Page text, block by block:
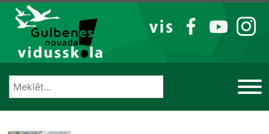
Izlaist
VIS
FB YT IG